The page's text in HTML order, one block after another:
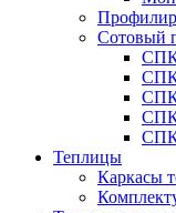
Сотовый
Теплицы
Каркасы